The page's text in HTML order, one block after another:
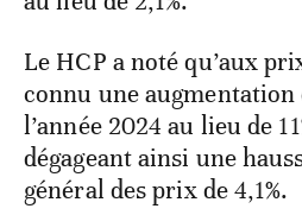
Le HCP a noté qu’aux
connu une augmentation
l’année 2024 au lieu de
dégageant ainsi une
général des prix de 4,1%.